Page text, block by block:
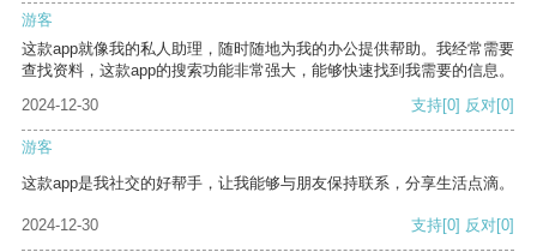
游客
这款app就像我的私人助理，随时随地为我的办公提供帮助。我经常需要
查找资料，这款app的搜索功能非常强大，能够快速找到我需要的信息。
2024-12-30
支持[0] 反对[0]
游客
这款app是我社交的好帮手，让我能够与朋友保持联系，分享生活点滴。
2024-12-30 支持[0] 反对[0]